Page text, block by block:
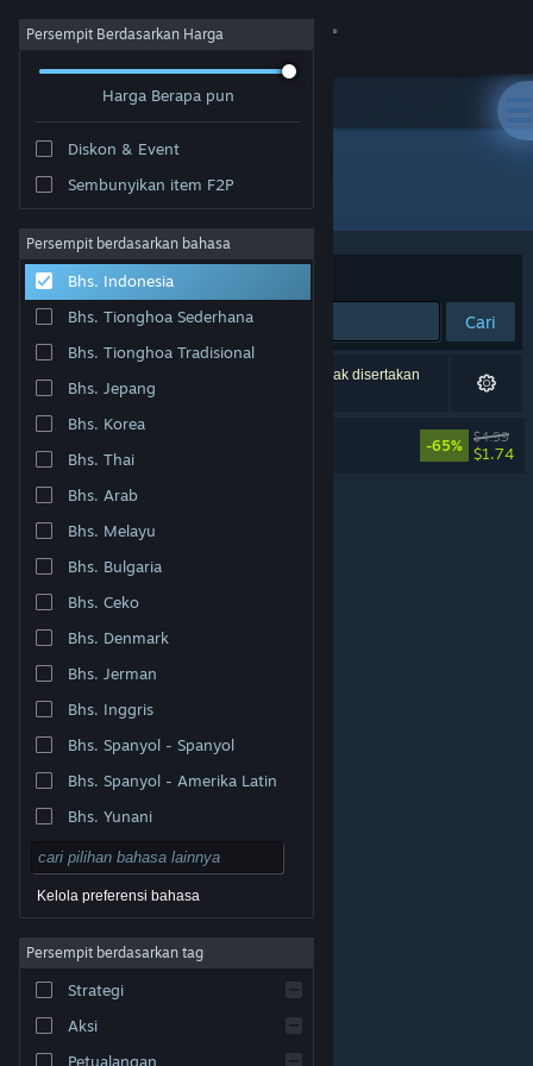
Login
Tentang
Bantuan
Ubah bahasa
Dapatkan Aplikasi Seluler Steam
Lihat situs web desktop
Undang. Semua merek dagang merupakan hak pemilik
Legal| Aksesibilitas
Pengembalian Dana
Persempit Berdasarkan Harga
Harga Berapa pun
Diskon & Event
Sembunyikan item F2P
Persempit berdasarkan bahasa
Bhs. Indonesia
Bhs. Tionghoa Sederhana
Bhs. Tionghoa Tradisional
Bhs. Jepang
Bhs. Korea
Bhs. Thai
Bhs. Arab
Bhs. Melayu
Bhs. Bulgaria
Bhs. Ceko
Bhs. Denmark
Bhs. Jerman
Bhs. Inggris
Bhs. Spanyol - Spanyol
Bhs. Spanyol - Amerika Latin
Bhs. Yunani
Kelola preferensi bahasa
Persempit berdasarkan tag
Strategi
Aksi
Petualangan
Pengembang: Fullbright
Berdasarkan Relevansi
Cari
1 hasil cocok dengan pencarianmu. 4 produk tidak disertakan
berdasarkan preferensimu.
-65%
$4.99
$1.74